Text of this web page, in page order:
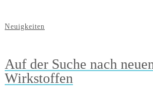
Neuigkeiten
Auf der Suche nach
Wirkstoffen